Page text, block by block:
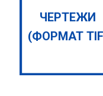
ЧЕРТЕЖИ
(ФОРМАТ